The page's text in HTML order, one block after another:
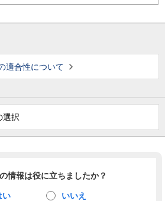
適合性について
選択
情報は役に立ちましたか？
い いいえ